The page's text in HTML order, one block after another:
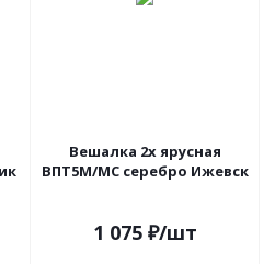
Вешалка 2х ярусная
ВПТ5М/МС серебро Ижевск
1 075₽/шт